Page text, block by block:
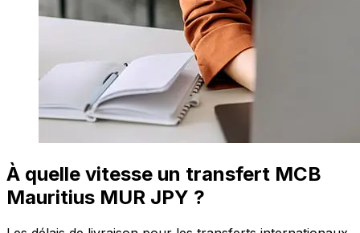
À quelle vitesse un transfert MCB
Mauritius MUR JPY ?